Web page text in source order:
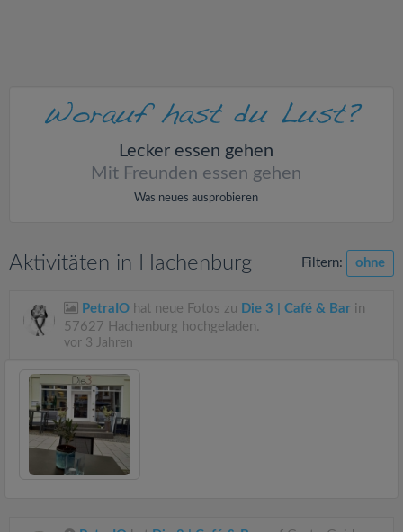
Lecker essen gehen
Mit Freunden essen gehen
Was neues ausprobieren
Aktivitäten in Hachenburg Filtern: ohne
PetraIO hat neue Fotos zu Die 3 | Café & Bar in
57627 Hachenburg hochgeladen.
vor 3 Jahren